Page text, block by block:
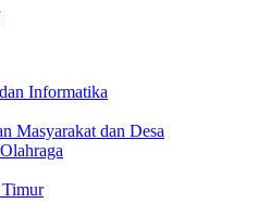
Informatika
Masyarakat dan Desa